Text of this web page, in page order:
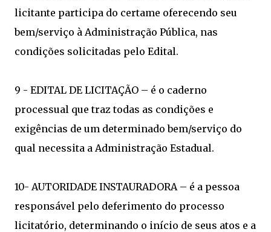
licitante participa do certame oferecendo seu
bem/serviço à Administração Pública, nas
condições solicitadas pelo Edital.
9 - EDITAL DE LICITAÇÃO – é o caderno
processual que traz todas as condições e
exigências de um determinado bem/serviço do
qual necessita a Administração Estadual.
10- AUTORIDADE INSTAURADORA – é a pessoa
responsável pelo deferimento do processo
licitatório, determinando o início de seus atos e a